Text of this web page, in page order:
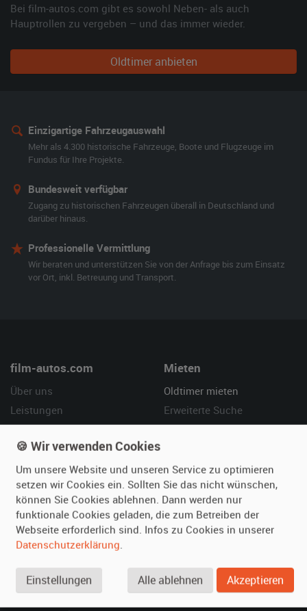
Bei film-autos.com gibt es sowohl Neben- als auch
Hauptrollen zu vergeben – und das immer wieder.
Oldtimer anbieten
Einzigartige Fahrzeugauswahl
Mehr als 4.300 historische Fahrzeuge, Boote und Flugzeuge im
Fundus für Ihre Projekte.
Bundesweit verfügbar
Zugang zu historischen Fahrzeugen überall in Deutschland und
darüber hinaus.
Professionelle Vermittlung
Wir beraten und unterstützen Sie von der Anfrage bis zum Einsatz
vor Ort, inkl. Betreuung und Transport.
film-autos.com
Über uns
Leistungen
Referenzen
Kundenmeinungen
Mieten
Oldtimer mieten
Erweiterte Suche
Fragen für Mieter
Vermieten
Oldtimer anmelden
Fotos senden
Fragen für Vermieter
Hilfe
Häufige Fragen (FAQ)
So funktioniert's
🍪 Wir verwenden Cookies
Um unsere Website und unseren Service zu optimieren
setzen wir Cookies ein. Sollten Sie das nicht wünschen,
können Sie Cookies ablehnen. Dann werden nur
funktionale Cookies geladen, die zum Betreiben der
Webseite erforderlich sind. Infos zu Cookies in unserer
Datenschutzerklärung.
Einstellungen Alle ablehnen Akzeptieren